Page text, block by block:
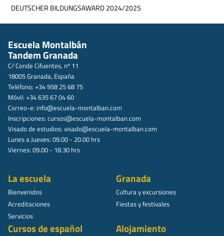
DEUTSCHER BILDUNGSAWARD 2024/2025
Escuela Montalbán
Tandem Granada
C/ Conde Cifuentes, nº 11
18005 Granada, España
Teléfono: +34 958 25 68 75
Móvil: +34 635 67 04 60
Correo-e: info@escuela-montalban.com
Inscripciones: cursos@escuela-montalban.com
Visado de estudios: visado@escuela-montalban.com
Lunes a Jueves: 09.00 - 20.00 hrs
Viernes: 09.00 - 18.30 hrs
La escuela
Bienvenidos
Acreditaciones
Servicios
Granada
Cultura y excursiones
Fiestas y festivales
Cursos de español Alojamiento